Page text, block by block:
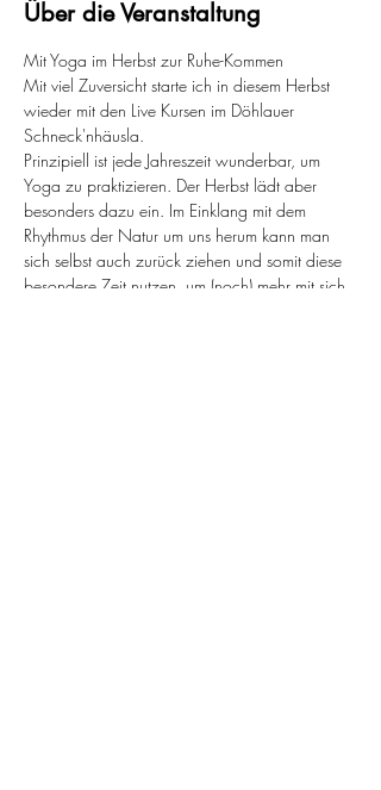
Über die Veranstaltung
Mit Yoga im Herbst zur Ruhe-Kommen
Mit viel Zuversicht starte ich in diesem Herbst
wieder mit den Live Kursen im Döhlauer
Schneck'nhäusla.
Prinzipiell ist jede Jahreszeit wunderbar, um
Yoga zu praktizieren. Der Herbst lädt aber
besonders dazu ein. Im Einklang mit dem
Rhythmus der Natur um uns herum kann man
sich selbst auch zurück ziehen und somit diese
besondere Zeit nutzen, um (noch) mehr mit sich